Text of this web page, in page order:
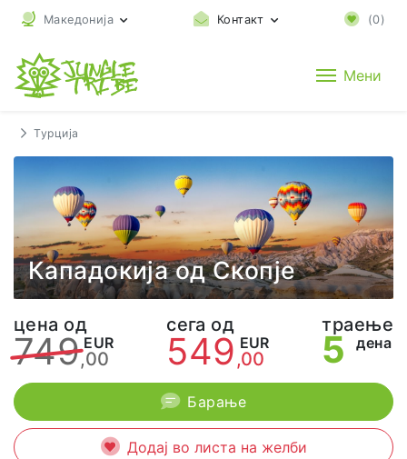
Македонија Контакт (0)
Мени
Турција
Кападокија од Скопје
цена од
749 EUR
,00
сега од
549 EUR
,00
траење
5 дена
Барање
Додај во листа на желби